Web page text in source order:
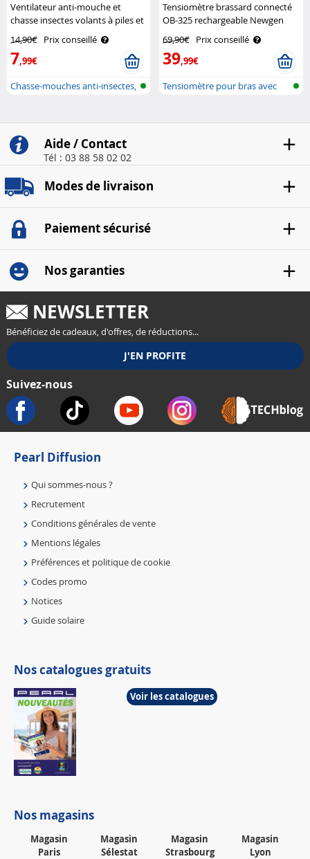
Ventilateur anti-mouche et
chasse insectes volants à piles et
14,90€ Prix conseillé
7,99€
Chasse-mouches anti-insectes,
Tensiomètre brassard connecté
OB-325 rechargeable Newgen
69,90€ Prix conseillé
39,99€
Tensiomètre pour bras avec
Aide / Contact
Tél : 03 88 58 02 02
Modes de livraison
Paiement sécurisé
Nos garanties
NEWSLETTER
Bénéficiez de cadeaux, d'offres, de réductions...
Suivez-nous
Pearl Diffusion
Qui sommes-nous ?
Recrutement
Conditions générales de vente
Mentions légales
Préférences et politique de cookie
Codes promo
Notices
Guide solaire
Nos catalogues gratuits
Voir les catalogues
Nos magasins
Magasin
Paris
Magasin
Sélestat
Magasin
Strasbourg
Magasin
Lyon